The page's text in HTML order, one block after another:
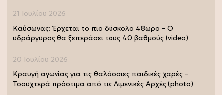
21 Ιουλίου 2026
Καύσωνας: Έρχεται το πιο δύσκολο 48ωρο – Ο
υδράργυρος θα ξεπεράσει τους 40 βαθμούς (video)
20 Ιουλίου 2026
Κραυγή αγωνίας για τις θαλάσσιες παιδικές χαρές –
Τσουχτερά πρόστιμα από τις Λιμενικές Αρχές (photo)